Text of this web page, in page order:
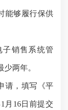
能够履行保供
子销售系统管
两年。
请，填写《平
1月 16日前提交